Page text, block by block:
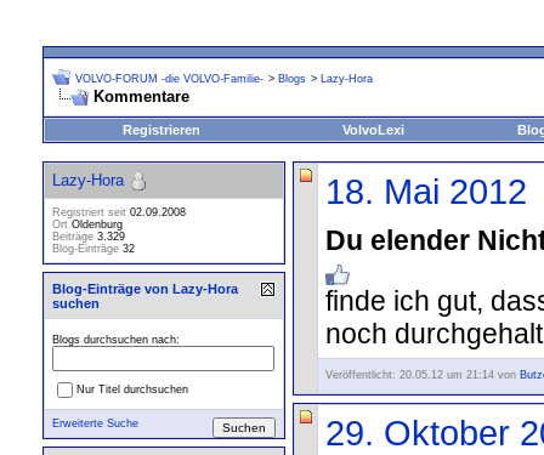
VOLVO-FORUM -die VOLVO-Familie- > Blogs > Lazy-Hora
Kommentare
Registrieren VolvoLexi
18. Mai 2012
Du elender
finde ich gut,
noch
Veröffentlicht: 20.05.12 um 21:14 von
29. Oktober
Lazy-Hora
Registriert seit 02.09.2008
Ort Oldenburg
Beiträge 3.329
Blog-Einträge 32
Blog-Einträge von Lazy-Hora
suchen
Blogs durchsuchen nach:
Nur Titel durchsuchen
Erweiterte Suche